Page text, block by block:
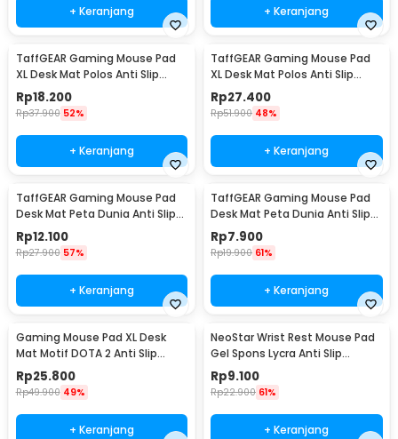
+ Keranjang + Keranjang
TaffGEAR Gaming Mouse Pad
XL Desk Mat Polos Anti Slip
Waterproof 300x800x3mm -
MP001
Rp18.200
Rp37.900 52%
+ Keranjang
TaffGEAR Gaming Mouse Pad
XL Desk Mat Polos Anti Slip
Waterproof 400x900x3mm -
MP001
Rp27.400
Rp51.900 48%
+ Keranjang
TaffGEAR Gaming Mouse Pad
Desk Mat Peta Dunia Anti Slip
Waterproof 300x600x2mm -
MP002
Rp12.100
Rp27.900 57%
+ Keranjang
TaffGEAR Gaming Mouse Pad
Desk Mat Peta Dunia Anti Slip
Waterproof 300x250x3mm -
MP002
Rp7.900
Rp19.900 61%
+ Keranjang
Gaming Mouse Pad XL Desk
Mat Motif DOTA 2 Anti Slip
400x900x2mm
Rp25.800
Rp49.900 49%
+ Keranjang
NeoStar Wrist Rest Mouse Pad
Gel Spons Lycra Anti Slip
210x230x4mm - MP24
Rp9.100
Rp22.900 61%
+ Keranjang